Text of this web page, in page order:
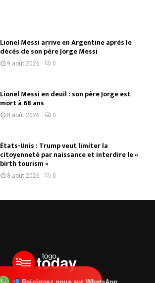
Lionel Messi arrive en Argentine après le
décès de son père Jorge Messi
9 août 2026 0
Lionel Messi en deuil : son père Jorge est
mort à 68 ans
8 août 2026 0
États-Unis : Trump veut limiter la
citoyenneté par naissance et interdire le «
birth tourism »
8 août 2026 0
Rejoignez nous sur WhatsApp